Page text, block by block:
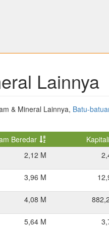
Lainnya
& Mineral Lainnya, Batu-
Beredar
2,12 M
3,96 M
4,08 M
5,64 M